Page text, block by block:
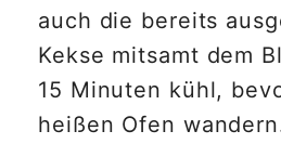
auch die bereits
Kekse mitsamt dem
15 Minuten kühl,
heißen Ofen